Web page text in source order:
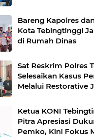
Bareng Kapolres
Kota Tebingtinggi
di Rumah Dinas
Sat Reskrim Polres
Selesaikan Kasus
Melalui Restorative
Ketua KONI
Pitra Apresiasi
Pemko, Kini Fokus